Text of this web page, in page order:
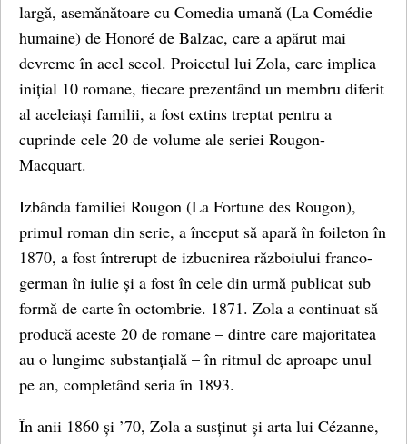
largă, asemănătoare cu Comedia umană (La Comédie
humaine) de Honoré de Balzac, care a apărut mai
devreme în acel secol. Proiectul lui Zola, care implica
inițial 10 romane, fiecare prezentând un membru diferit
al aceleiași familii, a fost extins treptat pentru a
cuprinde cele 20 de volume ale seriei Rougon-
Macquart.
Izbânda familiei Rougon (La Fortune des Rougon),
primul roman din serie, a început să apară în foileton în
1870, a fost întrerupt de izbucnirea războiului franco-
german în iulie și a fost în cele din urmă publicat sub
formă de carte în octombrie. 1871. Zola a continuat să
producă aceste 20 de romane – dintre care majoritatea
au o lungime substanțială – în ritmul de aproape unul
pe an, completând seria în 1893.
În anii 1860 și ’70, Zola a susținut și arta lui Cézanne,